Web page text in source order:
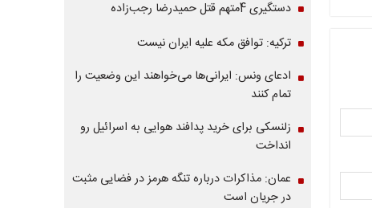
دستگیری 4متهم قتل حمیدرضا رجب‌زاده
ترکیه: توافق مکه علیه ایران نیست
ادعای ونس: ایرانی‌ها می‌خواهند این وضعیت را
تمام کنند
زلنسکی برای خرید پدافند هوایی به اسرائیل رو
انداخت
عمان: مذاکرات درباره تنگه هرمز در فضایی مثبت
در جریان است